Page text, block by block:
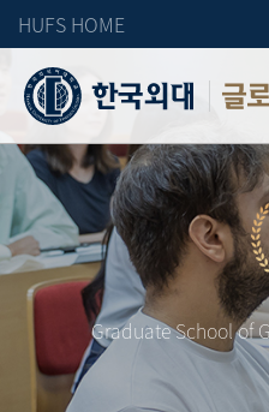
HUFS HOME
글
Graduate School of